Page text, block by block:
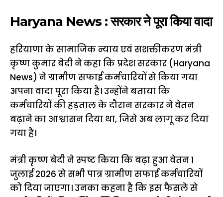
Haryana News : सरकार ने पूरा किया वादा
हरियाणा के सामाजिक न्याय एवं सशक्तीकरण मंत्री
कृष्ण कुमार बेदी ने कहा कि प्रदेश सरकार (Haryana
News) ने ग्रामीण सफाई कर्मचारियों से किया गया
अपना वादा पूरा किया है। उन्होंने बताया कि
कर्मचारियों की हड़ताल के दौरान सरकार ने वेतन
बढ़ाने का आश्वासन दिया था, जिसे अब लागू कर दिया
गया है।
मंत्री कृष्ण बेदी ने स्पष्ट किया कि बढ़ा हुआ वेतन 1
जुलाई 2026 से सभी पात्र ग्रामीण सफाई कर्मचारियों
को दिया जाएगा। उनका कहना है कि इस फैसले से